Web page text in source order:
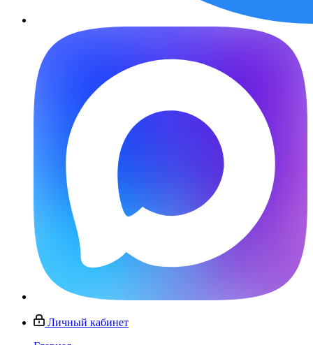
Личный кабинет